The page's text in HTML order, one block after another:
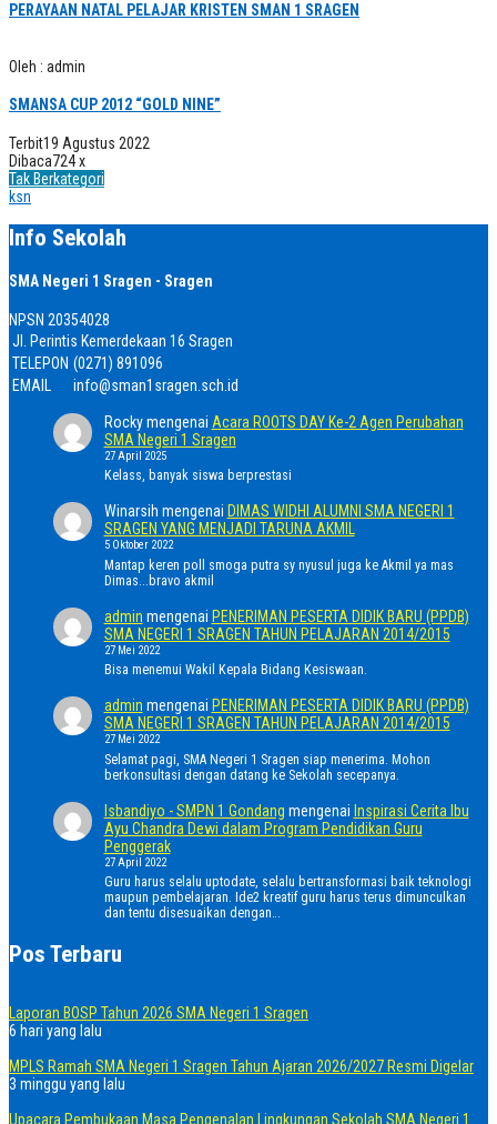
PERAYAAN NATAL PELAJAR KRISTEN SMAN 1 SRAGEN
Oleh : admin
SMANSA CUP 2012 “GOLD NINE”
Terbit19 Agustus 2022
Dibaca724 x
Tak Berkategori
ksn
Info Sekolah
SMA Negeri 1 Sragen - Sragen
NPSN 20354028
Jl. Perintis Kemerdekaan 16 Sragen
TELEPON (0271) 891096
EMAIL
info@sman1sragen.sch.id
Rockymengenai Acara ROOTS DAY Ke-2 Agen Perubahan
SMA Negeri 1 Sragen
27 April 2025
Kelass, banyak siswa berprestasi
Winarsih mengenai DIMAS WIDHI ALUMNI SMA NEGERI 1
SRAGEN YANG MENJADI TARUNA AKMIL
5 Oktober 2022
Mantap keren poll smoga putra sy nyusul juga ke Akmil ya mas
Dimas...bravo akmil
admin mengenai PENERIMAN PESERTA DIDIK BARU (PPDB)
SMA NEGERI 1 SRAGEN TAHUN PELAJARAN 2014/2015
27 Mei 2022
Bisa menemui Wakil Kepala Bidang Kesiswaan.
admin mengenai PENERIMAN PESERTA DIDIK BARU (PPDB)
SMA NEGERI 1 SRAGEN TAHUN PELAJARAN 2014/2015
27 Mei 2022
Selamat pagi, SMA Negeri 1 Sragen siap menerima. Mohon
berkonsultasi dengan datang ke Sekolah secepanya.
Isbandiyo - SMPN 1 Gondang mengenai Inspirasi Cerita Ibu
Ayu Chandra Dewi dalam Program Pendidikan Guru
Penggerak
27 April 2022
Guru harus selalu uptodate, selalu bertransformasi baik teknologi
maupun pembelajaran. Ide2 kreatif guru harus terus dimunculkan
dan tentu disesuaikan dengan…
Pos Terbaru
Laporan BOSP Tahun 2026 SMA Negeri 1 Sragen
6 hari yang lalu
MPLS Ramah SMA Negeri 1 Sragen Tahun Ajaran 2026/2027 Resmi Digelar
3 minggu yang lalu
Upacara Pembukaan Masa Pengenalan Lingkungan Sekolah SMA Negeri 1